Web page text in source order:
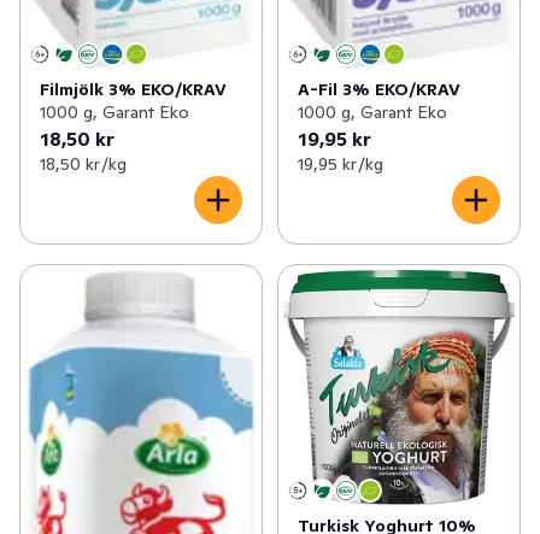
Filmjölk 3% EKO/KRAV
1000 g, Garant Eko
18,50 kr
18,50 kr /kg
A-Fil 3% EKO/KRAV
1000 g, Garant Eko
19,95 kr
19,95 kr /kg
Turkisk Yoghurt 10%